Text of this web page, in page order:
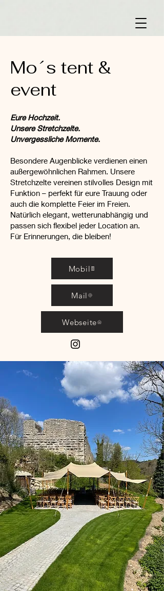
Mo´s tent &
event
Eure Hochzeit.
Unsere Stretchzelte.
Unvergessliche Momente.
Besondere Augenblicke verdienen einen
außergewöhnlichen Rahmen. Unsere
Stretchzelte vereinen stilvolles Design mit
Funktion – perfekt für eure Trauung oder
auch die komplette Feier im Freien.
Natürlich elegant, wetterunabhängig und
passen sich flexibel jeder Location an.
Für Erinnerungen, die bleiben!
Mobil
Mail
Webseite